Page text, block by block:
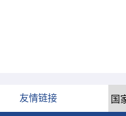
友情链接